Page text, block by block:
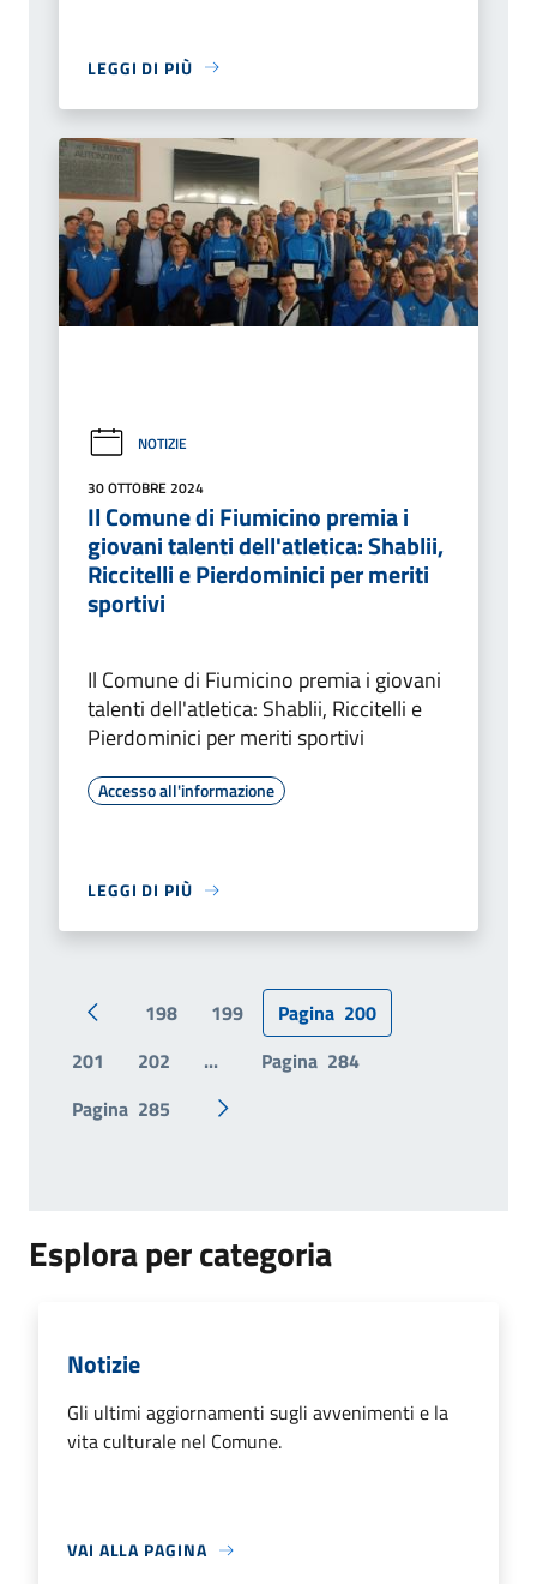
LEGGI DI PIÙ
NOTIZIE
30 OTTOBRE 2024
Il Comune di Fiumicino premia i
giovani talenti dell'atletica: Shablii,
Riccitelli e Pierdominici per meriti
sportivi
Il Comune di Fiumicino premia i giovani
talenti dell'atletica: Shablii, Riccitelli e
Pierdominici per meriti sportivi
Accesso all'informazione
LEGGI DI PIÙ
Pagina precedente
198 199 Pagina 200
201
202 ... Pagina 284
Pagina 285 Pagina successiva
Esplora per categoria
Notizie
Gli ultimi aggiornamenti sugli avvenimenti e la
vita culturale nel Comune.
VAI ALLA PAGINA